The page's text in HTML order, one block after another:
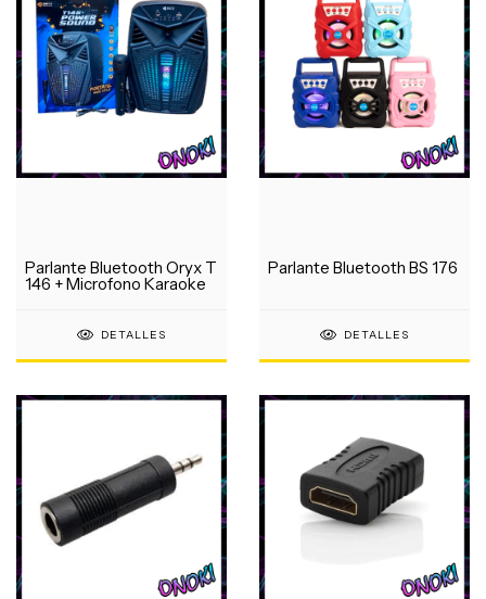
Parlante Bluetooth Oryx T
146 + Microfono Karaoke
DETALLES
Parlante Bluetooth BS 176
DETALLES